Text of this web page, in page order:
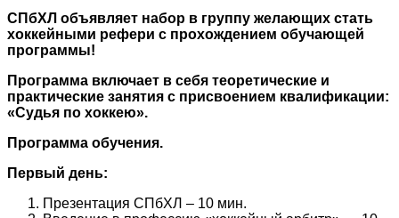
СПбХЛ объявляет набор в группу желающих стать
хоккейными рефери с прохождением обучающей
программы!
Программа включает в себя теоретические и
практические занятия с присвоением квалификации:
«Судья по хоккею».
Программа обучения.
Первый день:
Презентация СПбХЛ – 10 мин.